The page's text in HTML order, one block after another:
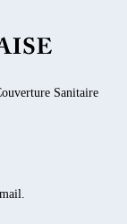
Sanitaire